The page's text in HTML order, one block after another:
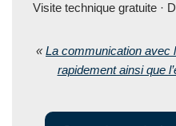
Visite technique gratuite ·
« La communication avec
rapidement ainsi que